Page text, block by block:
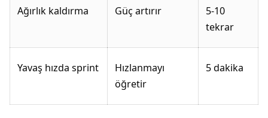
Ağırlık kaldırma Güç artırır
5-10
tekrar
Yavaş hızda sprint
Hızlanmayı
öğretir
5 dakika